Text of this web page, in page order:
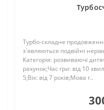
Турбо-складне
з'являються подвійні
Категорія: розвиваючі
рахунок;Час гри: від 10
5;Вік: від 7 років;Мова г..